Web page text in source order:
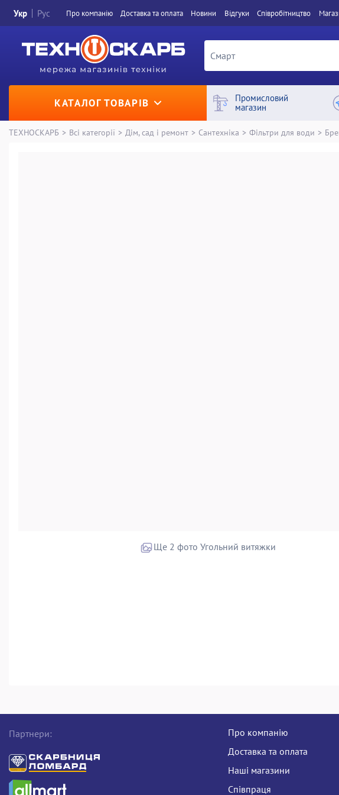
Укр Рус Про компанiю Доставка та оплата Новини Вiдгуки Співробітництво
КАТАЛОГ ТОВАРІВ
Промисловий
магазин
ТЕХНОСКАРБ > Всі категорії > Дім, сад і ремонт > Сантехніка > Фільтри для води >
Ще 2 фото Угольний витяжки
Партнери:
Про компанію
Доставка та оплата
Наші магазини
Співпраця